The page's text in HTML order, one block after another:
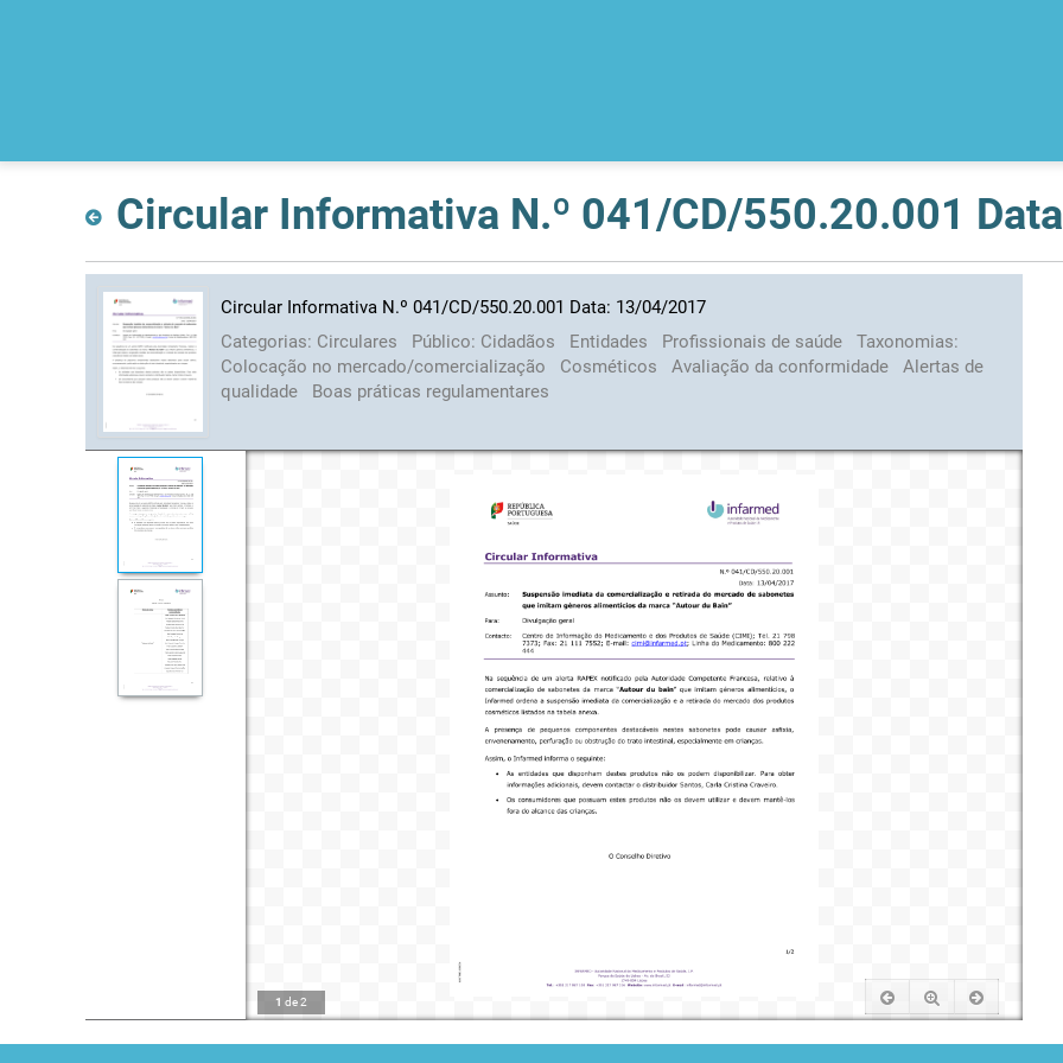
Circular Informativa N.º 041/CD/550.20.001
Circular Informativa N.º 041/CD/550.20.001 Data: 13/04/2017
Categorias: Circulares Público: Cidadãos Entidades Profissionais de saúde
Taxonomias:
Colocação no mercado/comercialização
Cosméticos Avaliação da conformidade
Alertas de
qualidade
Boas práticas regulamentares
1 de2